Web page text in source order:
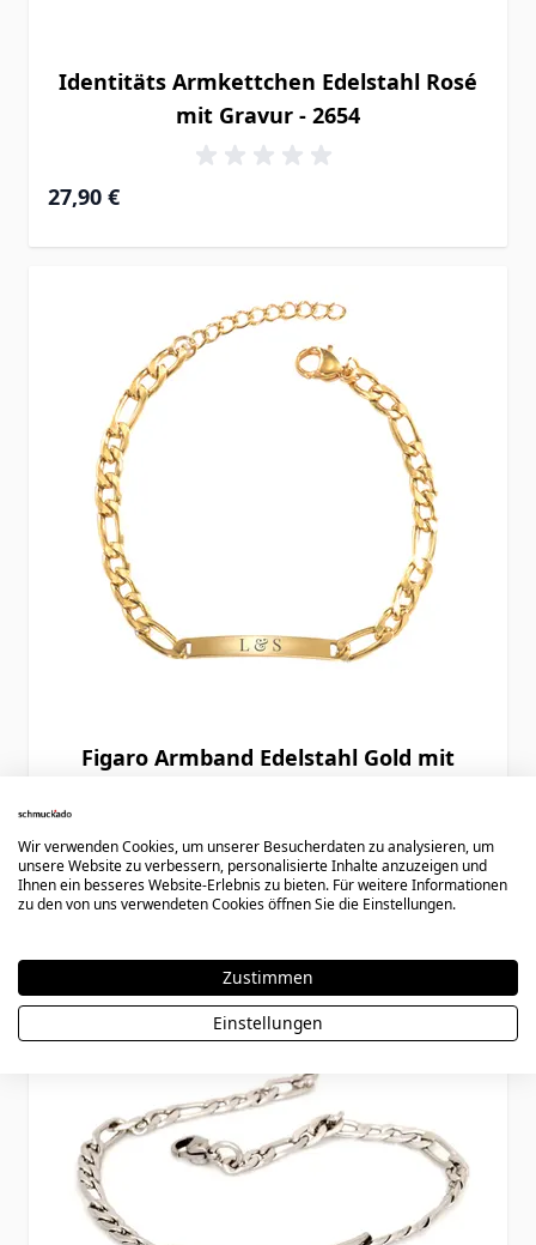
Identitäts Armkettchen Edelstahl Rosé
mit Gravur - 2654
27,90 €
Figaro Armband Edelstahl Gold mit
27,90 €
Wir verwenden Cookies, um unserer Besucherdaten zu analysieren, um
unsere Website zu verbessern, personalisierte Inhalte anzuzeigen und
Ihnen ein besseres Website-Erlebnis zu bieten. Für weitere Informationen
zu den von uns verwendeten Cookies öffnen Sie die Einstellungen.
Zustimmen
Einstellungen